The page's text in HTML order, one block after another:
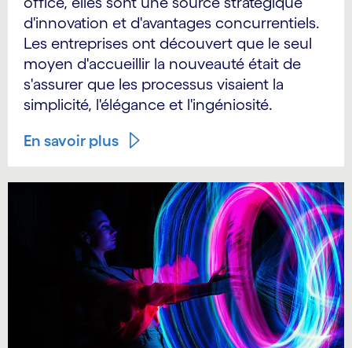
d'innovation et d'avantages concurrentiels.
Les entreprises ont découvert que le seul
moyen d'accueillir la nouveauté était de
s'assurer que les processus visaient la
simplicité, l'élégance et l'ingéniosité.
En savoir plus